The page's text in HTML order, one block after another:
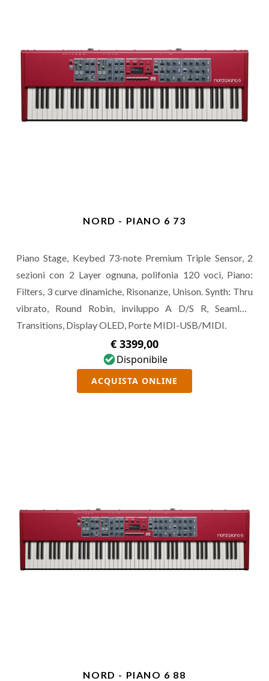
NORD - PIANO 6 73
Piano Stage, Keybed 73-note Premium Triple Sensor, 2
sezioni con 2 Layer ognuna, polifonia 120 voci, Piano:
Filters, 3 curve dinamiche, Risonanze, Unison. Synth: Thru
vibrato, Round Robin, inviluppo A D/S R, Seamless
Transitions, Display OLED, Porte MIDI-USB/MIDI.
€ 3399,00
Disponibile
ACQUISTA ONLINE
NORD - PIANO 6 88